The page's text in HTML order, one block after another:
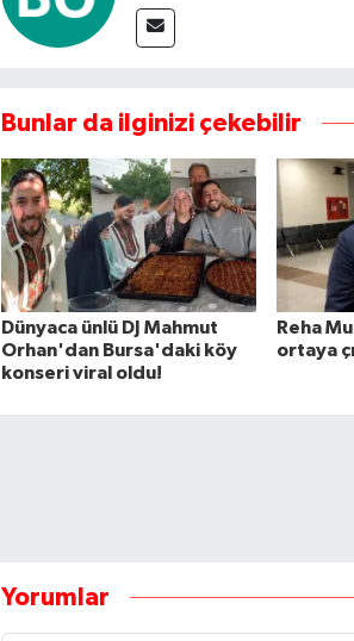
Bunlar da ilginizi çekebilir
Dünyaca ünlü DJ Mahmut
Orhan'dan Bursa'daki köy
konseri viral oldu!
Reha
ortaya
Yorumlar